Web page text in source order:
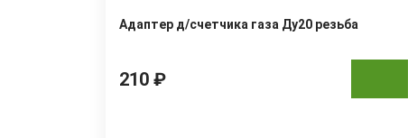
Адаптер д/счетчика газа Ду20 резьба
210 ₽